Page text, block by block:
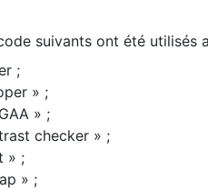
suivants ont été utilisés
;
» ;
» ;
checker » ;
» ;
» ;